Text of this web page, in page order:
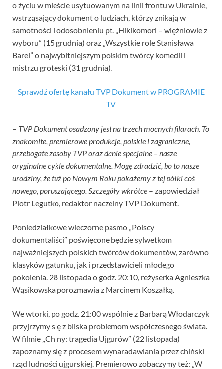
o życiu w mieście usytuowanym na linii frontu w Ukrainie,
wstrząsający dokument o ludziach, którzy znikają w
samotności i odosobnieniu pt. „Hikikomori – więźniowie z
wyboru” (15 grudnia) oraz „Wszystkie role Stanisława
Barei” o najwybitniejszym polskim twórcy komedii i
mistrzu groteski (31 grudnia).
Sprawdź ofertę kanału TVP Dokument w PROGRAMIE
TV
– TVP Dokument osadzony jest na trzech mocnych filarach. To
znakomite, premierowe produkcje, polskie i zagraniczne,
przebogate zasoby TVP oraz danie specjalne – nasze
oryginalne cykle dokumentalne. Mogę zdradzić, bo to nasze
urodziny, że tuż po Nowym Roku pokażemy z tej półki coś
nowego, poruszającego. Szczegóły wkrótce – zapowiedział
Piotr Legutko, redaktor naczelny TVP Dokument.
Poniedziałkowe wieczorne pasmo „Polscy
dokumentaliści” poświęcone będzie sylwetkom
najważniejszych polskich twórców dokumentów, zarówno
klasyków gatunku, jak i przedstawicieli młodego
pokolenia. 28 listopada o godz. 20:10, reżyserka Agnieszka
Wąsikowska porozmawia z Marcinem Koszałką.
We wtorki, po godz. 21:00 wspólnie z Barbarą Włodarczyk
przyjrzymy się z bliska problemom współczesnego świata.
W filmie „Chiny: tragedia Ujgurów” (22 listopada)
zapoznamy się z procesem wynaradawiania przez chiński
rząd ludności ujgurskiej. Premierowo zobaczymy też: „W